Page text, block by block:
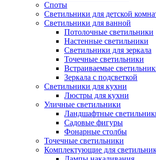
Споты
Светильники для детской
Светильники для ванной
Потолочные светильники
Настенные светильники
Светильники для зеркала
Точечные светильники
Встраиваемые
Зеркала с подсветкой
Светильники для кухни
Люстры для кухни
Уличные светильники
Ландшафтные
Садовые фигуры
Фонарные столбы
Точечные светильники
Комплектующие для